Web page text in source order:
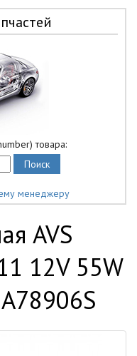
товара:
менеджеру
AVS
12V 55W